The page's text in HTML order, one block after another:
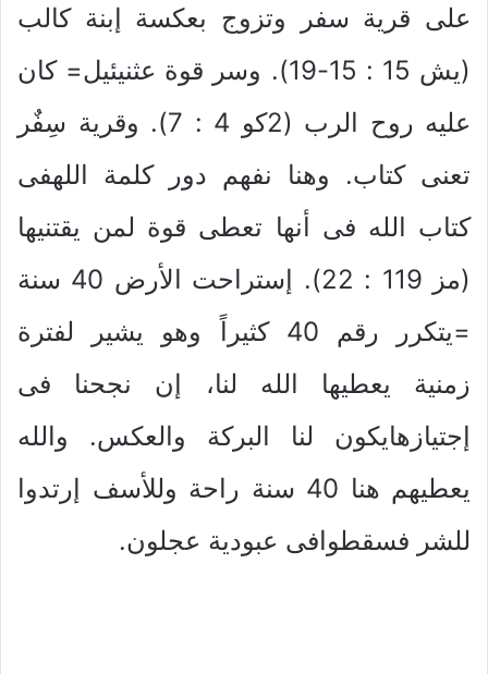
على قرية سفر وتزوج بعكسة إبنة كالب
(يش 15 : 15-19). وسر قوة عثنيئيل= كان
عليه روح الرب (2كو 4 : 7). وقرية سِفٌر
تعنى كتاب. وهنا نفهم دور كلمة اللهفى
كتاب الله فى أنها تعطى قوة لمن يقتنيها
(مز 119 : 22). إستراحت الأرض 40 سنة
=يتكرر رقم 40 كثيراً وهو يشير لفترة
زمنية يعطيها الله لنا، إن نجحنا فى
إجتيازهايكون لنا البركة والعكس. والله
يعطيهم هنا 40 سنة راحة وللأسف إرتدوا
للشر فسقطوافى عبودية عجلون.